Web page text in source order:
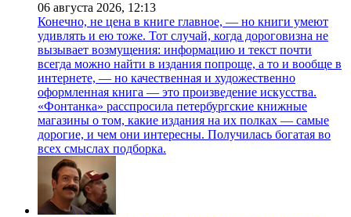
06 августа 2026, 12:13
Конечно, не цена в книге главное, — но книги умеют
удивлять и ею тоже. Тот случай, когда дороговизна не
вызывает возмущения: информацию и текст почти
всегда можно найти в издания попроще, а то и вообще в
интернете, — но качественная и художественно
оформленная книга — это произведение искусства.
«Фонтанка» расспросила петербургские книжные
магазины о том, какие издания на их полках — самые
дорогие, и чем они интересны. Получилась богатая во
всех смыслах подборка.